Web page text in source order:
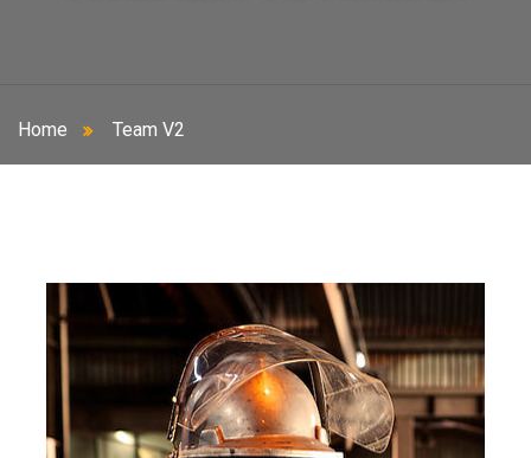
Home Team V2